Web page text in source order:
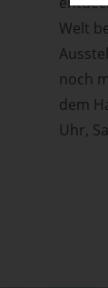
Welt
noch
dem
Uhr,